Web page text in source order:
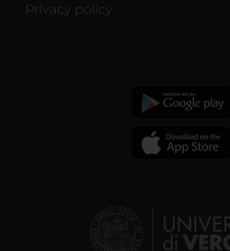
Privacy policy